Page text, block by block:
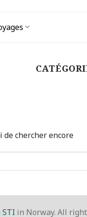
de chercher encore
STI in Norway. All